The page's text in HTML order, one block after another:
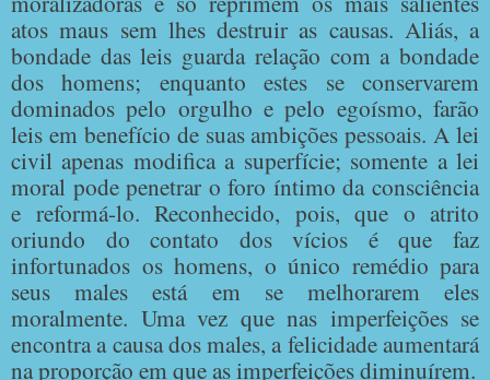
atos maus sem lhes destruir as causas. Aliás, a
bondade das leis guarda relação com a bondade
dos homens; enquanto estes se conservarem
dominados pelo orgulho e pelo egoísmo, farão
leis em benefício de suas ambições pessoais. A lei
civil apenas modifica a superfície; somente a lei
moral pode penetrar o foro íntimo da consciência
e reformá-lo. Reconhecido, pois, que o atrito
oriundo do contato dos vícios é que faz
infortunados os homens, o único remédio para
seus males está em se melhorarem eles
moralmente. Uma vez que nas imperfeições se
encontra a causa dos males, a felicidade aumentará
na proporção em que as imperfeições diminuírem.